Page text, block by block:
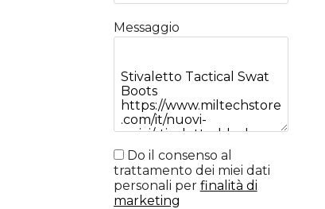
Messaggio
Do il consenso al
trattamento dei miei dati
personali per finalità di
marketing